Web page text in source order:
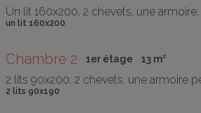
Un lit 160x200, 2 chevets, une
un lit 160x200
Chambre 2 1er étage 13 m²
2 lits 90x200, 2 chevets, une armoire
2 lits 90x190